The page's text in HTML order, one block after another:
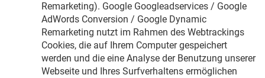
Remarketing). Google Googleadservices / Google
AdWords Conversion / Google Dynamic
Remarketing nutzt im Rahmen des Webtrackings
Cookies, die auf Ihrem Computer gespeichert
werden und die eine Analyse der Benutzung unserer
Webseite und Ihres Surfverhaltens ermöglichen